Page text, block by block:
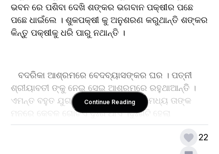
ଭବନ ରେ ପଶିବା ଦେଖି ଶଙ୍କର ଭଗବାନ ପକ୍ଷୀର ପଛେ
ପଛେ ଧାଇଁଲେ । ଶୁକପକ୍ଷୀ କୁ ଅନୁଶରଣ କରୁଥାନ୍ତି ଶଙ୍କର
କିନ୍ତୁ ପକ୍ଷୀକୁ ଧରି ପାରୁ ନଥାନ୍ତି ।
ବଦରିକା ଆଶ୍ରମରେ ବେଦବ୍ୟାସଙ୍କର ଘର । ପତ୍ନୀ
ଶ୍ରୀୟାବତୀ ଙ୍କୁ ନେଇ ସେଇ ଆଶ୍ରମରେ ରହୁଥାଆନ୍ତି ।
ଏମନ୍ତ ବହୁତ ଯୁଗ ସେମାନେ ଭୋଗ କଲେ ମଧ୍ୟ ତାଙ୍କ
ମନରେ କେବଳ ଗୋଟିଏ ଦୁଃଖ ଥାଏ ।ଦୁଃଖଟି ହେଲା
ବର୍ଷ ବିତି ଯାଇଥିଲେ ମଧ୍ୟ ସେ ଥିଲେ ନିଃସନ୍ତାନ । ପତ୍ନୀ
ଶ୍ରୀୟା ଯେତେବେଳେ ଶୁଦ୍ଧ ସ୍ନାନ କରନ୍ତି ସେତେବେଳେ
Continue Reading
22